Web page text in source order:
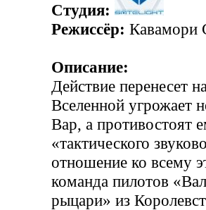
Студия:
Режиссёр: Кавамори
Описание:
Действие перенесет
Вселенной угрожает
Вар, а противостоят
«тактического
отношение ко всему
команда пилотов
рыцари» из